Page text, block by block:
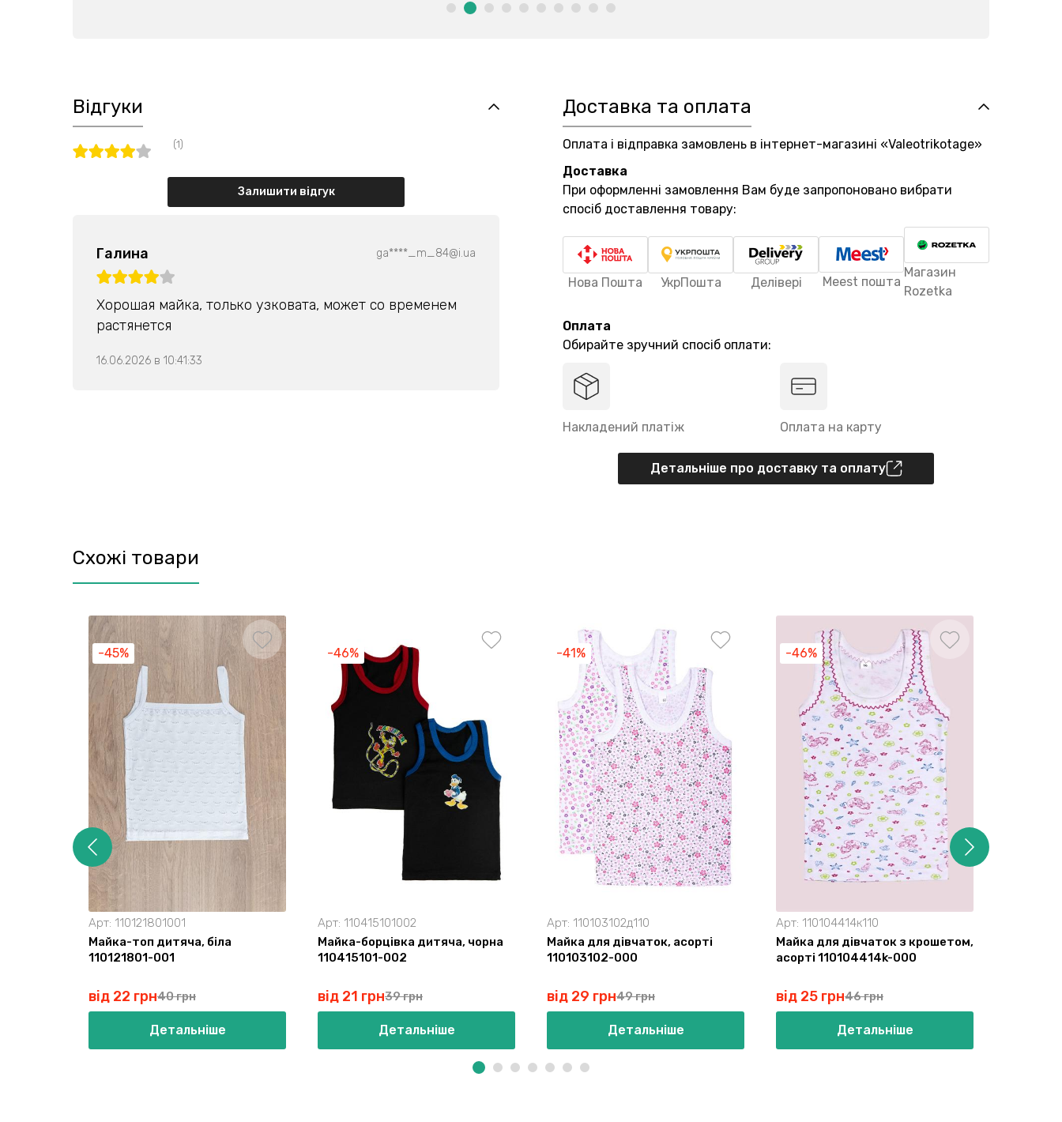
Відгуки
(1)
Залишити відгук
Галина ga****_m_84@i.ua
Хорошая майка, только узковата, может со временем
растянется
16.06.2026 в 10:41:33
Доставка та оплата
Оплата і відправка замовлень в інтернет-магазині «Valeotrikotage»
Доставка
При оформленні замовлення Вам буде запропоновано вибрати
спосіб доставлення товару:
Нова Пошта УкрПошта Делівері Meest пошта
Магазин
Rozetka
Оплата
Обирайте зручний спосіб оплати:
Накладений платіж Оплата на карту
Детальніше про доставку та оплату
Схожі товари
-45%
Арт: 110121801001
Майка-топ дитяча, біла
110121801-001
від 22 грн40 грн
Детальніше
-46%
Арт: 110415101002
Майка-борцівка дитяча, чорна
110415101-002
від 21 грн39 грн
Детальніше
-41%
Арт: 110103102д110
Майка для дівчаток, асорті
110103102-000
від 29 грн49 грн
Детальніше
-46%
Арт: 110104414к110
Майка для дівчаток з крошетом,
асорті 110104414k-000
від 25 грн46 грн
Детальніше